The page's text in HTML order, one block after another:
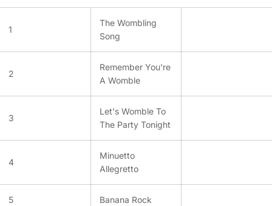
1
The Wombling
Song
2
Remember You're
A Womble
3
Let's Womble To
The Party Tonight
4
Minuetto
Allegretto
5 Banana Rock